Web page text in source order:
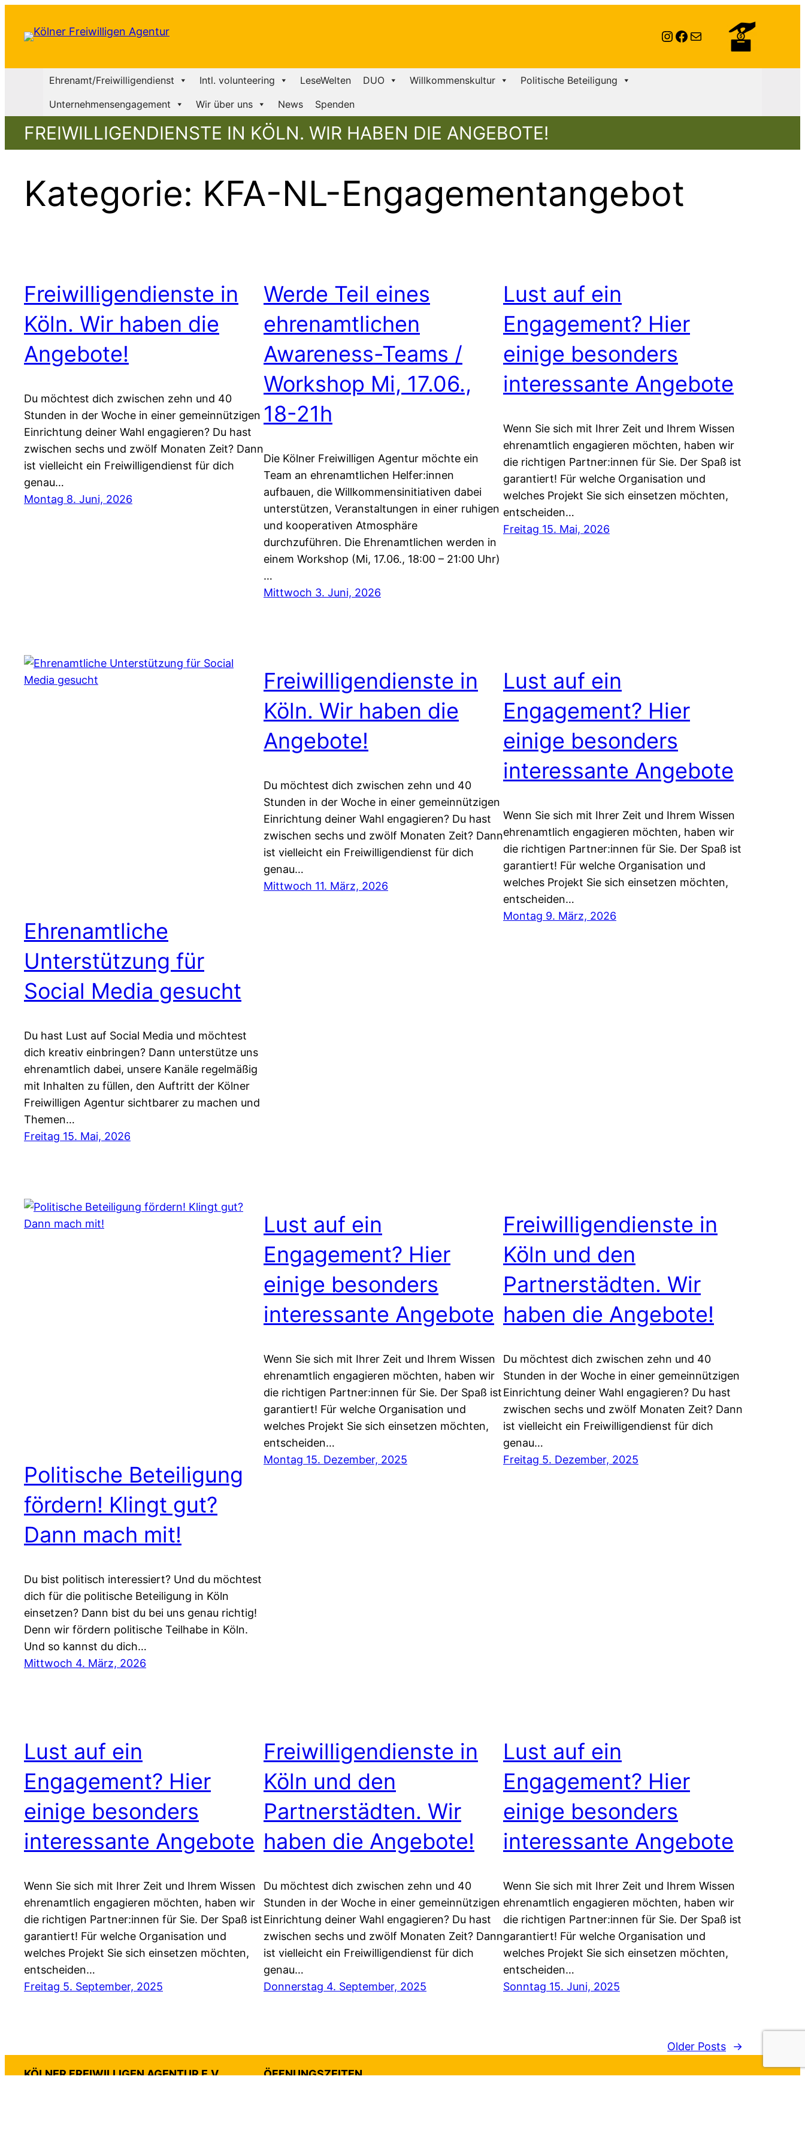
Inhalt
Instagram
Facebook
E-Mail
Ehrenamt/Freiwilligendienst Intl. volunteering LeseWelten DUO Willkommenskultur
Politische Beteiligung
Unternehmensengagement
Wir über uns News Spenden
FREIWILLIGENDIENSTE IN KÖLN. WIR HABEN DIE ANGEBOTE!
Kategorie: KFA-NL-Engagementangebot
Freiwilligendienste in
Köln. Wir haben die
Angebote!
Du möchtest dich zwischen zehn und 40
Stunden in der Woche in einer gemeinnützigen
Einrichtung deiner Wahl engagieren? Du hast
zwischen sechs und zwölf Monaten Zeit? Dann
ist vielleicht ein Freiwilligendienst für dich
genau…
Montag 8. Juni, 2026
Werde Teil eines
ehrenamtlichen
Awareness-Teams /
Workshop Mi, 17.06.,
18-21h
Die Kölner Freiwilligen Agentur möchte ein
Team an ehrenamtlichen Helfer:innen
aufbauen, die Willkommensinitiativen dabei
unterstützen, Veranstaltungen in einer ruhigen
und kooperativen Atmosphäre
durchzuführen. Die Ehrenamtlichen werden in
einem Workshop (Mi, 17.06., 18:00 – 21:00 Uhr)
…
Mittwoch 3. Juni, 2026
Lust auf ein
Engagement? Hier
einige besonders
interessante Angebote
Wenn Sie sich mit Ihrer Zeit und Ihrem Wissen
ehrenamtlich engagieren möchten, haben wir
die richtigen Partner:innen für Sie. Der Spaß ist
garantiert! Für welche Organisation und
welches Projekt Sie sich einsetzen möchten,
entscheiden…
Freitag 15. Mai, 2026
Ehrenamtliche
Unterstützung für
Social Media gesucht
Du hast Lust auf Social Media und möchtest
dich kreativ einbringen? Dann unterstütze uns
ehrenamtlich dabei, unsere Kanäle regelmäßig
mit Inhalten zu füllen, den Auftritt der Kölner
Freiwilligen Agentur sichtbarer zu machen und
Themen…
Freitag 15. Mai, 2026
Freiwilligendienste in
Köln. Wir haben die
Angebote!
Du möchtest dich zwischen zehn und 40
Stunden in der Woche in einer gemeinnützigen
Einrichtung deiner Wahl engagieren? Du hast
zwischen sechs und zwölf Monaten Zeit? Dann
ist vielleicht ein Freiwilligendienst für dich
genau…
Mittwoch 11. März, 2026
Lust auf ein
Engagement? Hier
einige besonders
interessante Angebote
Wenn Sie sich mit Ihrer Zeit und Ihrem Wissen
ehrenamtlich engagieren möchten, haben wir
die richtigen Partner:innen für Sie. Der Spaß ist
garantiert! Für welche Organisation und
welches Projekt Sie sich einsetzen möchten,
entscheiden…
Montag 9. März, 2026
Politische Beteiligung
fördern! Klingt gut?
Dann mach mit!
Du bist politisch interessiert? Und du möchtest
dich für die politische Beteiligung in Köln
einsetzen? Dann bist du bei uns genau richtig!
Denn wir fördern politische Teilhabe in Köln.
Und so kannst du dich…
Mittwoch 4. März, 2026
Lust auf ein
Engagement? Hier
einige besonders
interessante Angebote
Wenn Sie sich mit Ihrer Zeit und Ihrem Wissen
ehrenamtlich engagieren möchten, haben wir
die richtigen Partner:innen für Sie. Der Spaß ist
garantiert! Für welche Organisation und
welches Projekt Sie sich einsetzen möchten,
entscheiden…
Montag 15. Dezember, 2025
Freiwilligendienste in
Köln und den
Partnerstädten. Wir
haben die Angebote!
Du möchtest dich zwischen zehn und 40
Stunden in der Woche in einer gemeinnützigen
Einrichtung deiner Wahl engagieren? Du hast
zwischen sechs und zwölf Monaten Zeit? Dann
ist vielleicht ein Freiwilligendienst für dich
genau…
Freitag 5. Dezember, 2025
Lust auf ein
Engagement? Hier
einige besonders
interessante Angebote
Wenn Sie sich mit Ihrer Zeit und Ihrem Wissen
ehrenamtlich engagieren möchten, haben wir
die richtigen Partner:innen für Sie. Der Spaß ist
garantiert! Für welche Organisation und
welches Projekt Sie sich einsetzen möchten,
entscheiden…
Freitag 5. September, 2025
Freiwilligendienste in
Köln und den
Partnerstädten. Wir
haben die Angebote!
Du möchtest dich zwischen zehn und 40
Stunden in der Woche in einer gemeinnützigen
Einrichtung deiner Wahl engagieren? Du hast
zwischen sechs und zwölf Monaten Zeit? Dann
ist vielleicht ein Freiwilligendienst für dich
genau…
Donnerstag 4. September, 2025
Lust auf ein
Engagement? Hier
einige besonders
interessante Angebote
Wenn Sie sich mit Ihrer Zeit und Ihrem Wissen
ehrenamtlich engagieren möchten, haben wir
die richtigen Partner:innen für Sie. Der Spaß ist
garantiert! Für welche Organisation und
welches Projekt Sie sich einsetzen möchten,
entscheiden…
Sonntag 15. Juni, 2025
Older Posts →
KÖLNER FREIWILLIGEN AGENTUR E.V. ÖFFNUNGSZEITEN